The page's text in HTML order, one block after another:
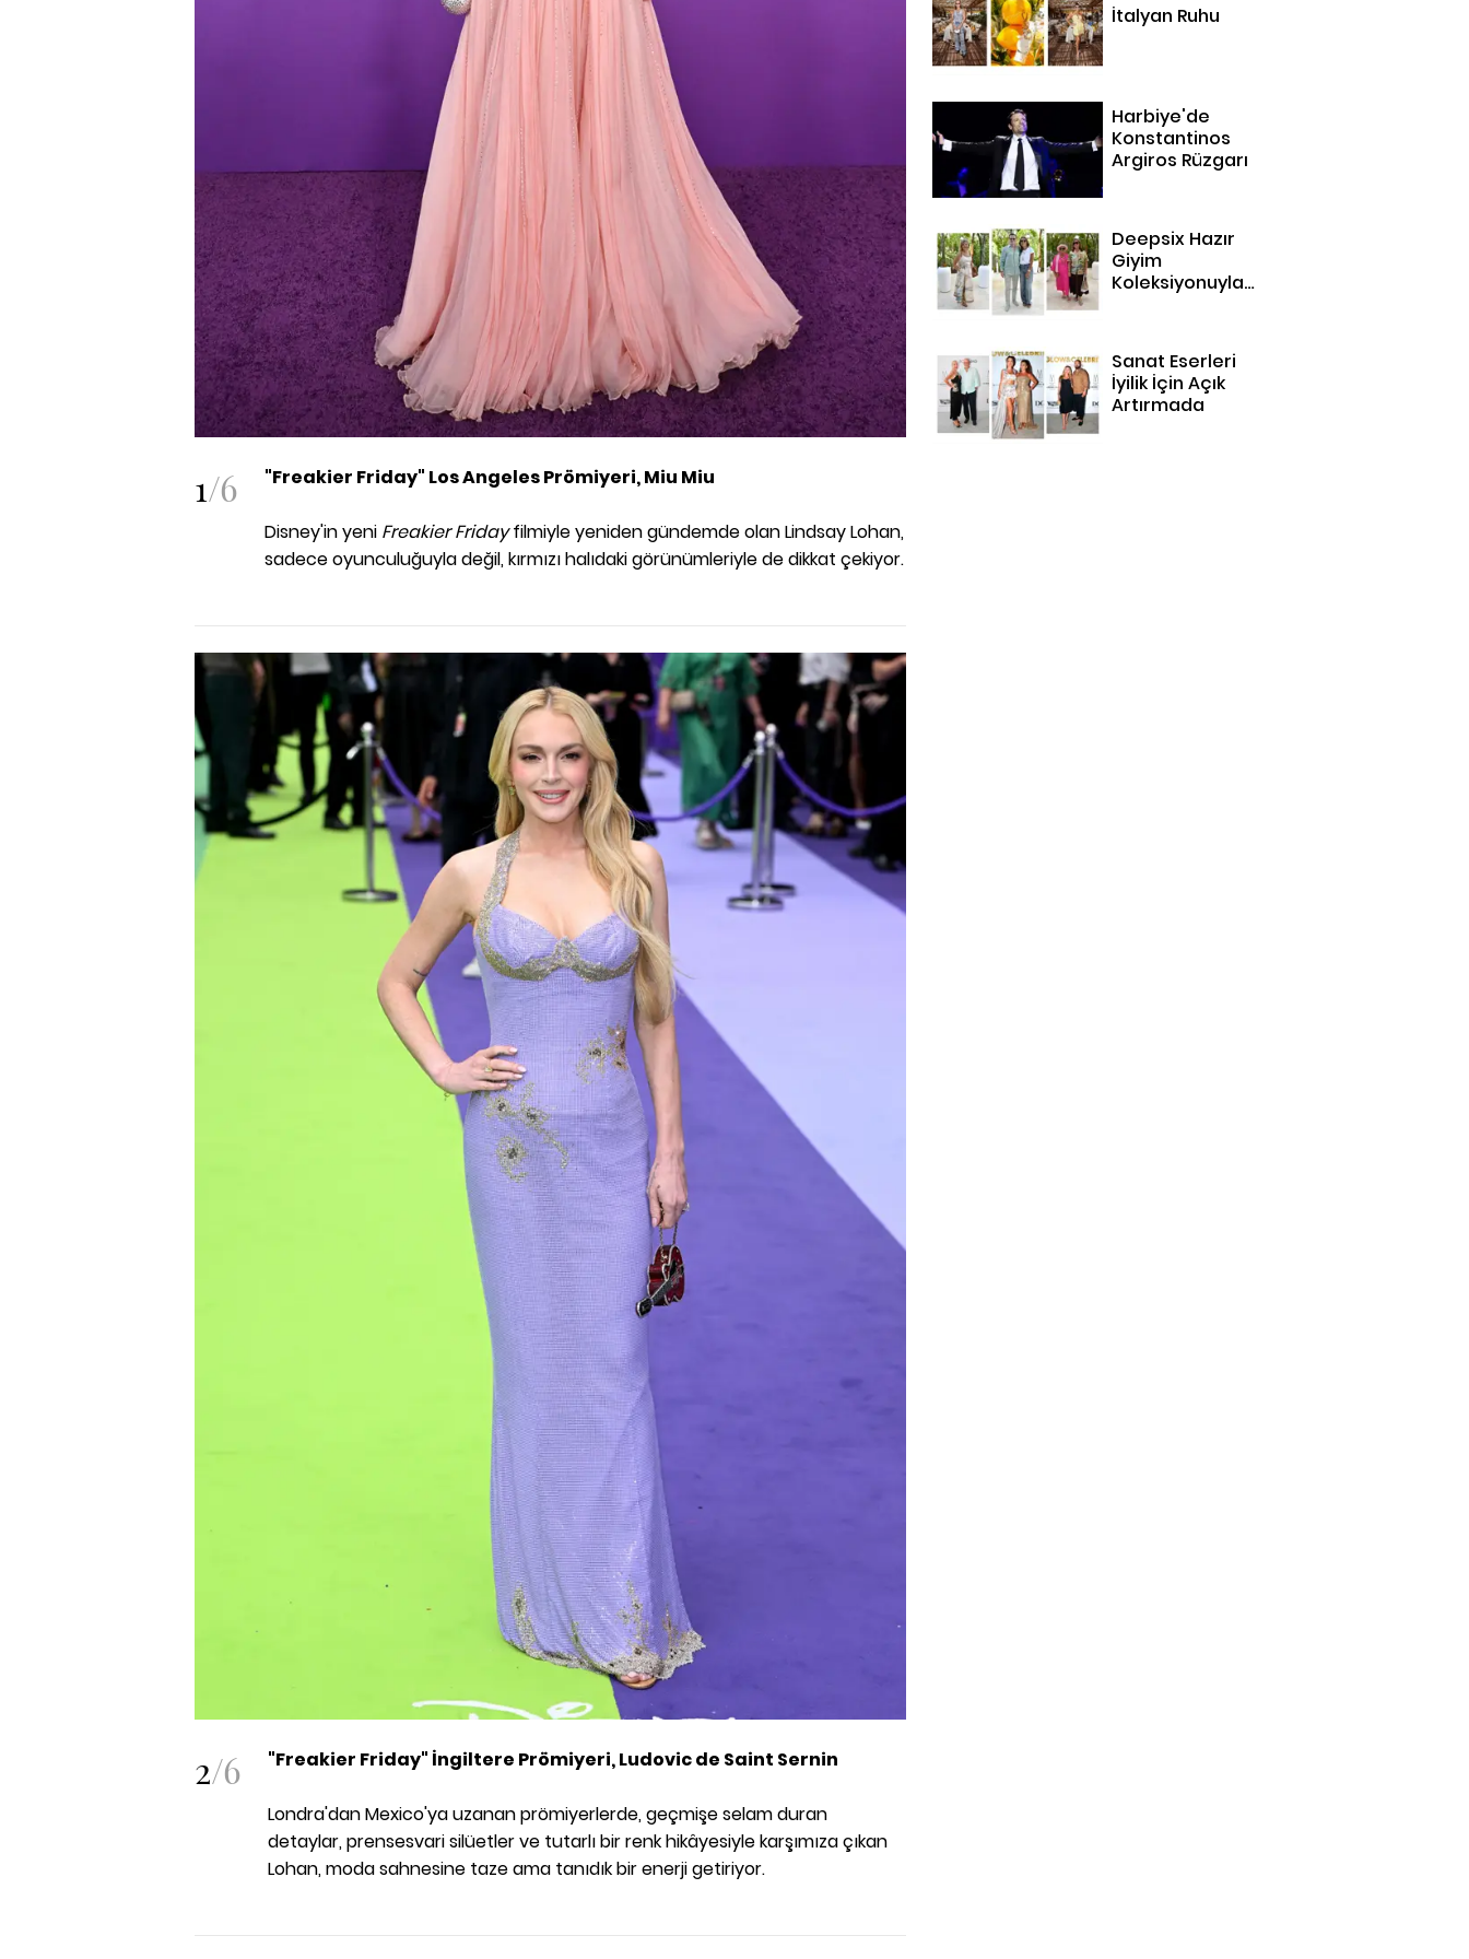
1/6 "Freakier Friday" Los Angeles Prömiyeri, Miu Miu
Disney'in yeni Freakier Fridayfilmiyle yeniden gündemde olan Lindsay Lohan,
sadece oyunculuğuyla değil, kırmızı halıdaki görünümleriyle de dikkat çekiyor.
2/6 "Freakier Friday" İngiltere Prömiyeri,Ludovic de Saint Sernin
Londra'dan Mexico'ya uzanan prömiyerlerde, geçmişe selam duran
detaylar, prensesvari silüetler ve tutarlı bir renk hikâyesiyle karşımıza çıkan
Lohan, moda sahnesine taze ama tanıdık bir enerji getiriyor.
İtalyan Ruhu
Harbiye'de
Konstantinos
Argiros Rüzgarı
Deepsix Hazır
Giyim
Koleksiyonuyla
Sanat Eserleri
İyilik İçin Açık
Artırmada